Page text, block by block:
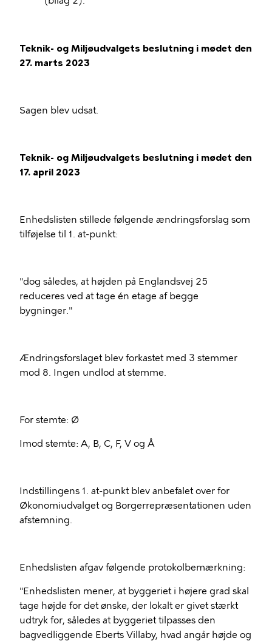
Teknik- og Miljøudvalgets beslutning i mødet den
27. marts 2023
Sagen blev udsat.
Teknik- og Miljøudvalgets beslutning i mødet den
17. april 2023
Enhedslisten stillede følgende ændringsforslag som
tilføjelse til 1. at-punkt:
"dog således, at højden på Englandsvej 25
reduceres ved at tage én etage af begge
bygninger."
Ændringsforslaget blev forkastet med 3 stemmer
mod 8. Ingen undlod at stemme.
For stemte: Ø
Imod stemte: A, B, C, F, V og Å
Indstillingens 1. at-punkt blev anbefalet over for
Økonomiudvalget og Borgerrepræsentationen uden
afstemning.
Enhedslisten afgav følgende protokolbemærkning:
"Enhedslisten mener, at byggeriet i højere grad skal
tage højde for det ønske, der lokalt er givet stærkt
udtryk for, således at byggeriet tilpasses den
bagvedliggende Eberts Villaby, hvad angår højde og